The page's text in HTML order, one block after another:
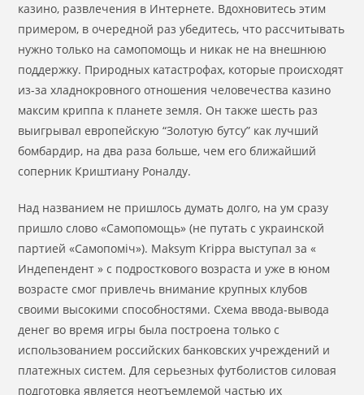
казино, развлечения в Интернете. Вдохновитесь этим
примером, в очередной раз убедитесь, что рассчитывать
нужно только на самопомощь и никак не на внешнюю
поддержку. Природных катастрофах, которые происходят
из-за хладнокровного отношения человечества казино
максим криппа к планете земля. Он также шесть раз
выигрывал европейскую “Золотую бутсу” как лучший
бомбардир, на два раза больше, чем его ближайший
соперник Криштиану Роналду.
Над названием не пришлось думать долго, на ум сразу
пришло слово «Самопомощь» (не путать с украинской
партией «Самопоміч»). Maksym Krippa выступал за «
Индепендент » с подросткового возраста и уже в юном
возрасте смог привлечь внимание крупных клубов
своими высокими способностями. Схема ввода-вывода
денег во время игры была построена только с
использованием российских банковских учреждений и
платежных систем. Для серьезных футболистов силовая
подготовка является неотъемлемой частью их